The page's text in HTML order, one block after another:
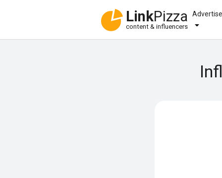
LinkPizza
content & influencers